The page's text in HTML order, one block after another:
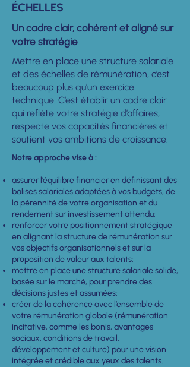
ÉCHELLES
Un cadre clair, cohérent et aligné sur
votre stratégie
Mettre en place une structure salariale
et des échelles de rémunération, c’est
beaucoup plus qu’un exercice
technique. C’est établir un cadre clair
qui reflète votre stratégie d’affaires,
respecte vos capacités financières et
soutient vos ambitions de croissance.
Notre approche vise à :
assurer l’équilibre financier en définissant des
balises salariales adaptées à vos budgets, de
la pérennité de votre organisation et du
rendement sur investissement attendu;
renforcer votre positionnement stratégique
en alignant la structure de rémunération sur
vos objectifs organisationnels et sur la
proposition de valeur aux talents;
mettre en place une structure salariale solide,
basée sur le marché, pour prendre des
décisions justes et assumées;
créer de la cohérence avec l’ensemble de
votre rémunération globale (rémunération
incitative, comme les bonis, avantages
sociaux, conditions de travail,
développement et culture) pour une vision
intégrée et crédible aux yeux des talents.